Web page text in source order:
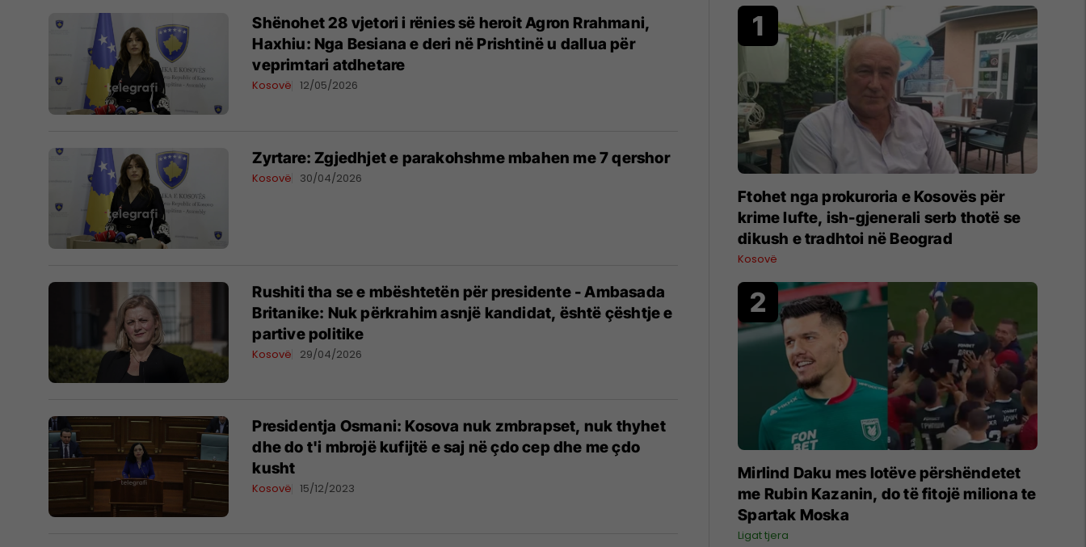
Shënohet 28 vjetori i rënies së heroit Agron Rrahmani,
Haxhiu: Nga Besiana e deri në Prishtinë u dallua për
veprimtari atdhetare
Kosovë 12/05/2026
Zyrtare: Zgjedhjet e parakohshme mbahen me 7 qershor
Kosovë 30/04/2026
Rushiti tha se e mbështetën për presidente - Ambasada
Britanike: Nuk përkrahim asnjë kandidat, është çështje e
partive politike
Kosovë 29/04/2026
Presidentja Osmani: Kosova nuk zmbrapset, nuk thyhet
dhe do t'i mbrojë kufijtë e saj në çdo cep dhe me çdo
kusht
Kosovë 15/12/2023
Ftohet nga prokuroria e Kosovës për
krime lufte, ish-gjenerali serb thotë se
dikush e tradhtoi në Beograd
Kosovë
Mirlind Daku mes lotëve përshëndetet
me Rubin Kazanin, do të fitojë miliona te
Spartak Moska
Ligat tjera